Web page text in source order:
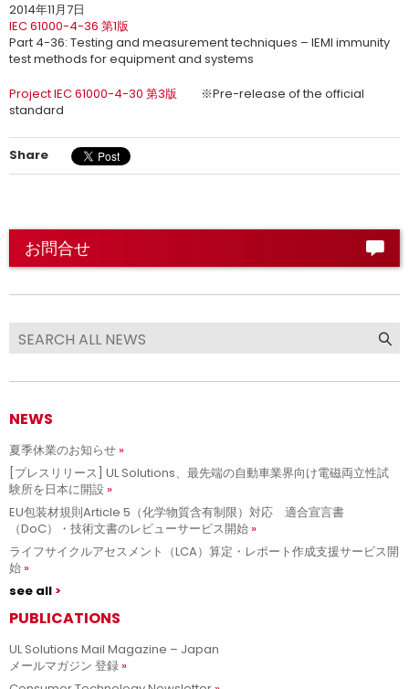
2014年11月7日
IEC 61000-4-36 第1版
Part 4-36: Testing and measurement techniques – IEMI immunity
test methods for equipment and systems
Project IEC 61000-4-30 第3版 ※Pre-release of the official
standard
Share
お問合せ
NEWS
夏季休業のお知らせ
[プレスリリース] UL Solutions、最先端の自動車業界向け電磁両立性試
験所を日本に開設
EU包装材規則Article 5（化学物質含有制限）対応 適合宣言書
（DoC）・技術文書のレビューサービス開始
ライフサイクルアセスメント（LCA）算定・レポート作成支援サービス開
始
see all
PUBLICATIONS
UL Solutions Mail Magazine – Japan
メールマガジン 登録